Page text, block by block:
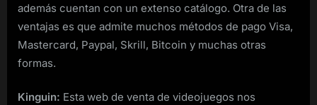
además cuentan con un extenso catálogo. Otra de las
ventajas es que admite muchos métodos de pago Visa,
Mastercard, Paypal, Skrill, Bitcoin y muchas otras
formas.
Kinguin: Esta web de venta de videojuegos nos